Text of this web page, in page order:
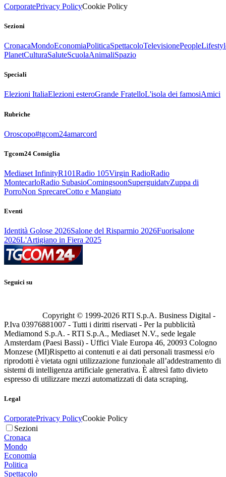
CorporatePrivacy PolicyCookie Policy
Sezioni
CronacaMondoEconomiaPoliticaSpettacoloTelevisionePeople
PlanetCulturaSaluteScuolaAnimaliSpazio
Speciali
Elezioni ItaliaElezioni esteroGrande FratelloL'isola dei famosiAmici
Rubriche
Oroscopo#tgcom24amarcord
Tgcom24 Consiglia
Mediaset InfinityR101Radio 105Virgin RadioRadio
MontecarloRadio SubasioComingsoonSuperguidatvZuppa di
PorroNon SprecareCotto e Mangiato
Eventi
Identità Golose 2026Salone del Risparmio 2026Fuorisalone
2026L'Artigiano in Fiera 2025
Seguici su
Copyright © 1999-2026 RTI S.p.A. Business Digital -
P.Iva 03976881007 - Tutti i diritti riservati - Per la pubblicità
Mediamond S.p.A. - RTI S.p.A., Mediaset N.V., sede legale
Amsterdam (Paesi Bassi) - Uffici Viale Europa 46, 20093 Cologno
Monzese (MI)Rispetto ai contenuti e ai dati personali trasmessi e/o
riprodotti è vietata ogni utilizzazione funzionale all’addestramento di
sistemi di intelligenza artificiale generativa. È altresì fatto divieto
espresso di utilizzare mezzi automatizzati di data scraping.
Legal
CorporatePrivacy PolicyCookie Policy
Sezioni
Cronaca
Mondo
Economia
Politica
Spettacolo